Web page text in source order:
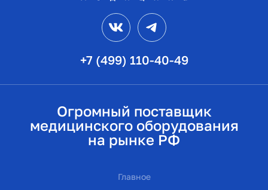
+7 (499) 110-40-49
VK
Огромный поставщик
медицинского оборудования
на рынке РФ
Главное